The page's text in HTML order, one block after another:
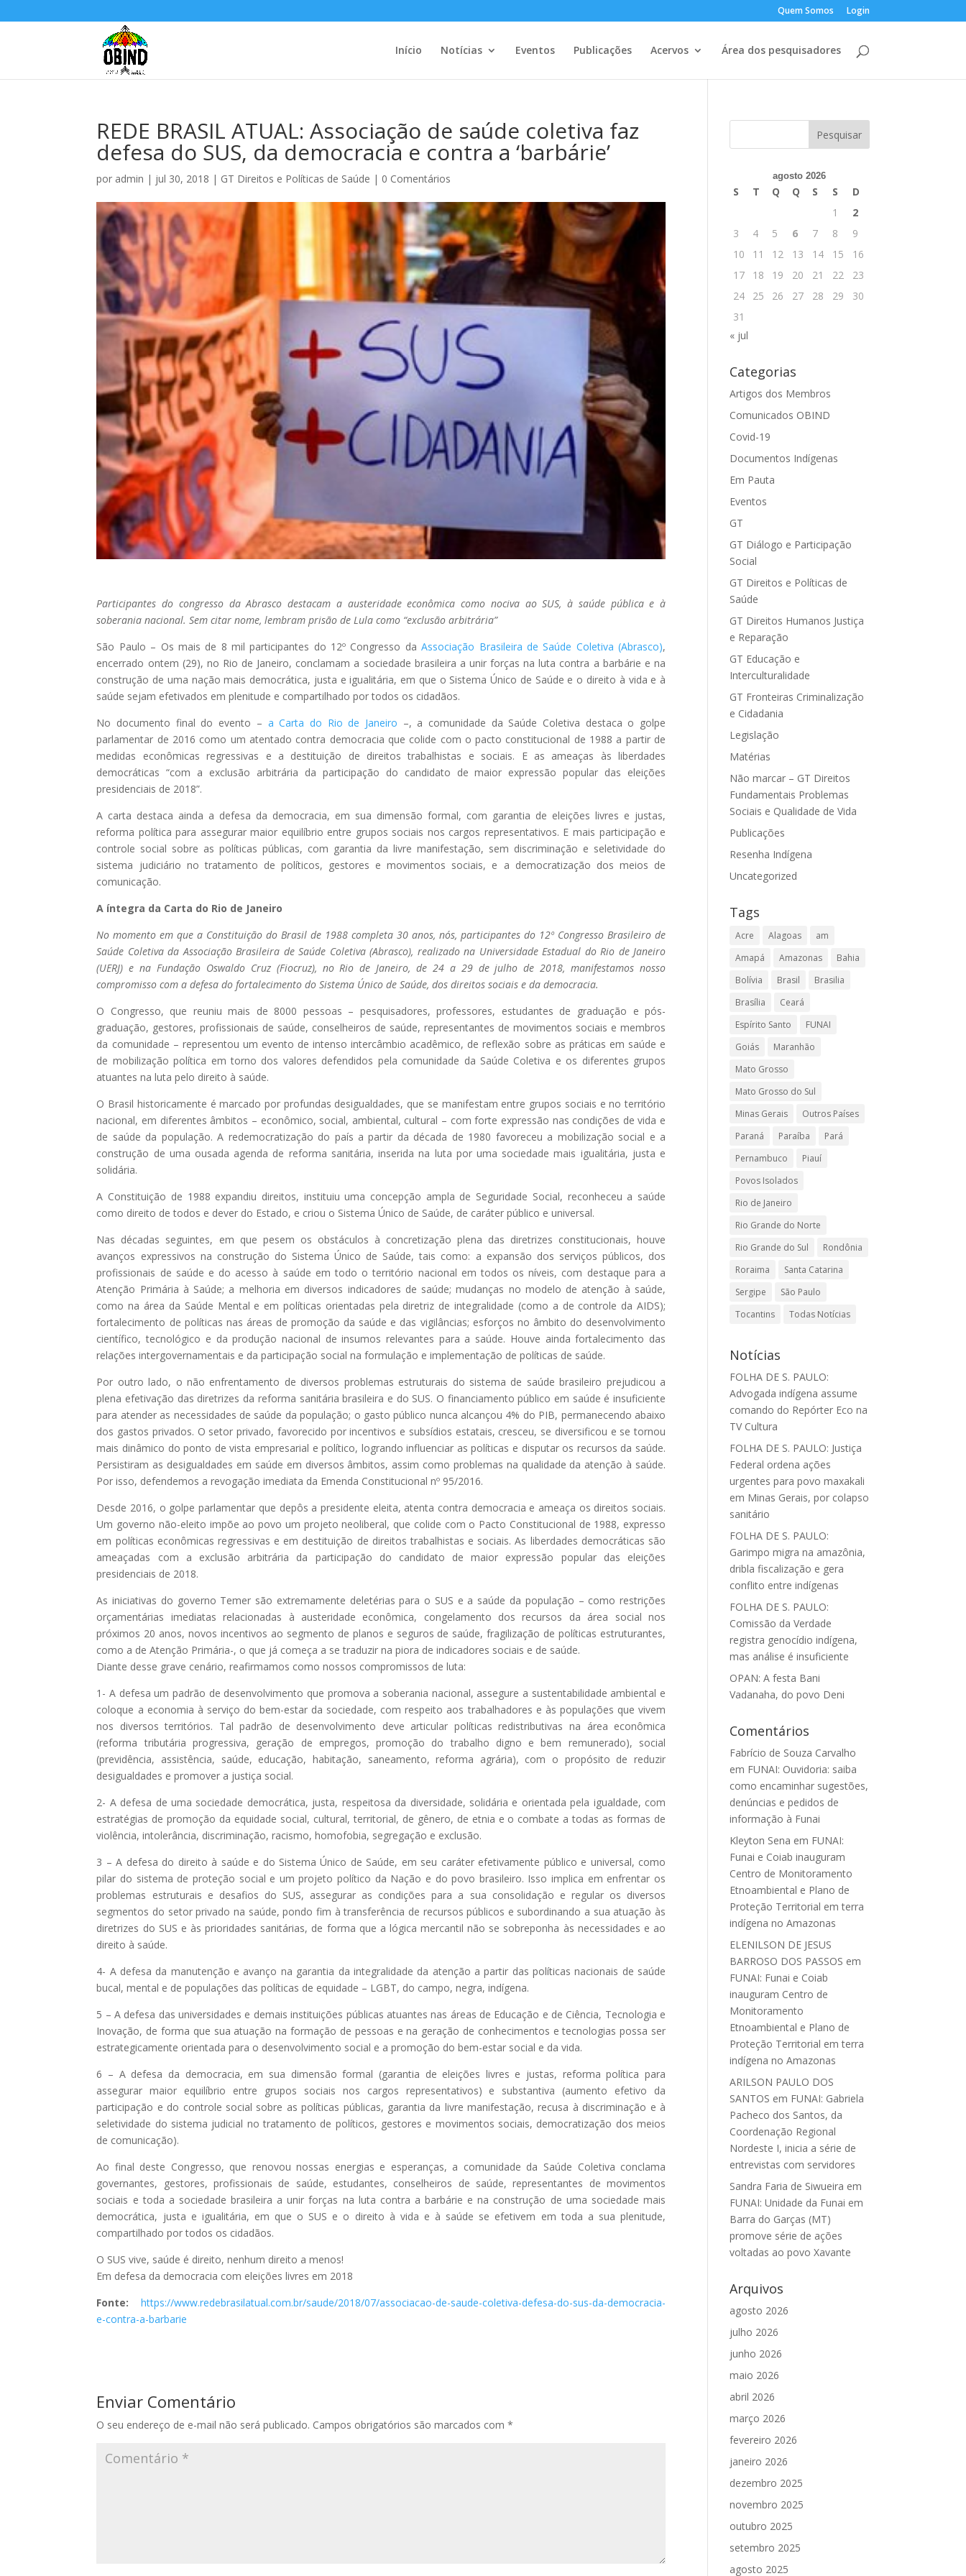
Quem Somos Login
Início Notícias Eventos Publicações Acervos Área dos pesquisadores
REDE BRASIL ATUAL: Associação de saúde coletiva faz
defesa do SUS, da democracia e contra a ‘barbárie’
por admin | jul 30, 2018 | GT Direitos e Políticas de Saúde | 0 Comentários
Participantes do congresso da Abrasco destacam a austeridade econômica como nociva ao SUS, à saúde pública e à
soberania nacional. Sem citar nome, lembram prisão de Lula como “exclusão arbitrária”
São Paulo – Os mais de 8 mil participantes do 12º Congresso daAssociação Brasileira de Saúde Coletiva (Abrasco),
encerrado ontem (29), no Rio de Janeiro, conclamam a sociedade brasileira a unir forças na luta contra a barbárie e na
construção de uma nação mais democrática, justa e igualitária, em que o Sistema Único de Saúde e o direito à vida e à
saúde sejam efetivados em plenitude e compartilhado por todos os cidadãos.
No documento final do evento – a Carta do Rio de Janeiro –, a comunidade da Saúde Coletiva destaca o golpe
parlamentar de 2016 como um atentado contra democracia que colide com o pacto constitucional de 1988 a partir de
medidas econômicas regressivas e a destituição de direitos trabalhistas e sociais. E as ameaças às liberdades
democráticas “com a exclusão arbitrária da participação do candidato de maior expressão popular das eleições
presidenciais de 2018”.
A carta destaca ainda a defesa da democracia, em sua dimensão formal, com garantia de eleições livres e justas,
reforma política para assegurar maior equilíbrio entre grupos sociais nos cargos representativos. E mais participação e
controle social sobre as políticas públicas, com garantia da livre manifestação, sem discriminação e seletividade do
sistema judiciário no tratamento de políticos, gestores e movimentos sociais, e a democratização dos meios de
comunicação.
A íntegra da Carta do Rio de Janeiro
No momento em que a Constituição do Brasil de 1988 completa 30 anos, nós, participantes do 12º Congresso Brasileiro de
Saúde Coletiva da Associação Brasileira de Saúde Coletiva (Abrasco), realizado na Universidade Estadual do Rio de Janeiro
(UERJ) e na Fundação Oswaldo Cruz (Fiocruz), no Rio de Janeiro, de 24 a 29 de julho de 2018, manifestamos nosso
compromisso com a defesa do fortalecimento do Sistema Único de Saúde, dos direitos sociais e da democracia.
O Congresso, que reuniu mais de 8000 pessoas – pesquisadores, professores, estudantes de graduação e pós-
graduação, gestores, profissionais de saúde, conselheiros de saúde, representantes de movimentos sociais e membros
da comunidade – representou um evento de intenso intercâmbio acadêmico, de reflexão sobre as práticas em saúde e
de mobilização política em torno dos valores defendidos pela comunidade da Saúde Coletiva e os diferentes grupos
atuantes na luta pelo direito à saúde.
O Brasil historicamente é marcado por profundas desigualdades, que se manifestam entre grupos sociais e no território
nacional, em diferentes âmbitos – econômico, social, ambiental, cultural – com forte expressão nas condições de vida e
de saúde da população. A redemocratização do país a partir da década de 1980 favoreceu a mobilização social e a
construção de uma ousada agenda de reforma sanitária, inserida na luta por uma sociedade mais igualitária, justa e
solidária.
A Constituição de 1988 expandiu direitos, instituiu uma concepção ampla de Seguridade Social, reconheceu a saúde
como direito de todos e dever do Estado, e criou o Sistema Único de Saúde, de caráter público e universal.
Nas décadas seguintes, em que pesem os obstáculos à concretização plena das diretrizes constitucionais, houve
avanços expressivos na construção do Sistema Único de Saúde, tais como: a expansão dos serviços públicos, dos
profissionais de saúde e do acesso à saúde em todo o território nacional em todos os níveis, com destaque para a
Atenção Primária à Saúde; a melhoria em diversos indicadores de saúde; mudanças no modelo de atenção à saúde,
como na área da Saúde Mental e em políticas orientadas pela diretriz de integralidade (como a de controle da AIDS);
fortalecimento de políticas nas áreas de promoção da saúde e das vigilâncias; esforços no âmbito do desenvolvimento
científico, tecnológico e da produção nacional de insumos relevantes para a saúde. Houve ainda fortalecimento das
relações intergovernamentais e da participação social na formulação e implementação de políticas de saúde.
Por outro lado, o não enfrentamento de diversos problemas estruturais do sistema de saúde brasileiro prejudicou a
plena efetivação das diretrizes da reforma sanitária brasileira e do SUS. O financiamento público em saúde é insuficiente
para atender as necessidades de saúde da população; o gasto público nunca alcançou 4% do PIB, permanecendo abaixo
dos gastos privados. O setor privado, favorecido por incentivos e subsídios estatais, cresceu, se diversificou e se tornou
mais dinâmico do ponto de vista empresarial e político, logrando influenciar as políticas e disputar os recursos da saúde.
Persistiram as desigualdades em saúde em diversos âmbitos, assim como problemas na qualidade da atenção à saúde.
Por isso, defendemos a revogação imediata da Emenda Constitucional nº 95/2016.
Desde 2016, o golpe parlamentar que depôs a presidente eleita, atenta contra democracia e ameaça os direitos sociais.
Um governo não-eleito impõe ao povo um projeto neoliberal, que colide com o Pacto Constitucional de 1988, expresso
em políticas econômicas regressivas e em destituição de direitos trabalhistas e sociais. As liberdades democráticas são
ameaçadas com a exclusão arbitrária da participação do candidato de maior expressão popular das eleições
presidenciais de 2018.
As iniciativas do governo Temer são extremamente deletérias para o SUS e a saúde da população – como restrições
orçamentárias imediatas relacionadas à austeridade econômica, congelamento dos recursos da área social nos
próximos 20 anos, novos incentivos ao segmento de planos e seguros de saúde, fragilização de políticas estruturantes,
como a de Atenção Primária-, o que já começa a se traduzir na piora de indicadores sociais e de saúde.
Diante desse grave cenário, reafirmamos como nossos compromissos de luta:
1- A defesa um padrão de desenvolvimento que promova a soberania nacional, assegure a sustentabilidade ambiental e
coloque a economia à serviço do bem-estar da sociedade, com respeito aos trabalhadores e às populações que vivem
nos diversos territórios. Tal padrão de desenvolvimento deve articular políticas redistributivas na área econômica
(reforma tributária progressiva, geração de empregos, promoção do trabalho digno e bem remunerado), social
(previdência, assistência, saúde, educação, habitação, saneamento, reforma agrária), com o propósito de reduzir
desigualdades e promover a justiça social.
2- A defesa de uma sociedade democrática, justa, respeitosa da diversidade, solidária e orientada pela igualdade, com
estratégias de promoção da equidade social, cultural, territorial, de gênero, de etnia e o combate a todas as formas de
violência, intolerância, discriminação, racismo, homofobia, segregação e exclusão.
3 – A defesa do direito à saúde e do Sistema Único de Saúde, em seu caráter efetivamente público e universal, como
pilar do sistema de proteção social e um projeto político da Nação e do povo brasileiro. Isso implica em enfrentar os
problemas estruturais e desafios do SUS, assegurar as condições para a sua consolidação e regular os diversos
segmentos do setor privado na saúde, pondo fim à transferência de recursos públicos e subordinando a sua atuação às
diretrizes do SUS e às prioridades sanitárias, de forma que a lógica mercantil não se sobreponha às necessidades e ao
direito à saúde.
4- A defesa da manutenção e avanço na garantia da integralidade da atenção a partir das políticas nacionais de saúde
bucal, mental e de populações das políticas de equidade – LGBT, do campo, negra, indígena.
5 – A defesa das universidades e demais instituições públicas atuantes nas áreas de Educação e de Ciência, Tecnologia e
Inovação, de forma que sua atuação na formação de pessoas e na geração de conhecimentos e tecnologias possa ser
estrategicamente orientada para o desenvolvimento social e a promoção do bem-estar social e da vida.
6 – A defesa da democracia, em sua dimensão formal (garantia de eleições livres e justas, reforma política para
assegurar maior equilíbrio entre grupos sociais nos cargos representativos) e substantiva (aumento efetivo da
participação e do controle social sobre as políticas públicas, garantia da livre manifestação, recusa à discriminação e à
seletividade do sistema judicial no tratamento de políticos, gestores e movimentos sociais, democratização dos meios
de comunicação).
Ao final deste Congresso, que renovou nossas energias e esperanças, a comunidade da Saúde Coletiva conclama
governantes, gestores, profissionais de saúde, estudantes, conselheiros de saúde, representantes de movimentos
sociais e toda a sociedade brasileira a unir forças na luta contra a barbárie e na construção de uma sociedade mais
democrática, justa e igualitária, em que o SUS e o direito à vida e à saúde se efetivem em toda a sua plenitude,
compartilhado por todos os cidadãos.
O SUS vive, saúde é direito, nenhum direito a menos!
Em defesa da democracia com eleições livres em 2018
Fonte:https://www.redebrasilatual.com.br/saude/2018/07/associacao-de-saude-coletiva-defesa-do-sus-da-democracia-
e-contra-a-barbarie
Enviar Comentário
O seu endereço de e-mail não será publicado. Campos obrigatórios são marcados com*
agosto 2026
S T Q Q S S
D
1
2
3
4 5 6 7 8
9
10
11 12 13 14 15
16
17
18 19 20 21 22
23
24
25 26 27 28 29
30
31
« jul
Categorias
Artigos dos Membros
Comunicados OBIND
Covid-19
Documentos Indígenas
Em Pauta
Eventos
GT
GT Diálogo e Participação
Social
GT Direitos e Políticas de
Saúde
GT Direitos Humanos Justiça
e Reparação
GT Educação e
Interculturalidade
GT Fronteiras Criminalização
e Cidadania
Legislação
Matérias
Não marcar – GT Direitos
Fundamentais Problemas
Sociais e Qualidade de Vida
Publicações
Resenha Indígena
Uncategorized
Tags
Acre Alagoas
am
Amapá
Amazonas
Bahia
Bolívia
Brasil
Brasilia
Brasília
Ceará
Espírito Santo
FUNAI
Goiás
Maranhão
Mato Grosso
Mato Grosso do Sul
Minas Gerais
Outros Países
Paraná
Paraíba
Pará
Pernambuco
Piauí
Povos Isolados
Rio de Janeiro
Rio Grande do Norte
Rio Grande do Sul
Rondônia
Roraima
Santa Catarina
Sergipe
São Paulo
Tocantins
Todas Notícias
Notícias
FOLHA DE S. PAULO:
Advogada indígena assume
comando do Repórter Eco na
TV Cultura
FOLHA DE S. PAULO: Justiça
Federal ordena ações
urgentes para povo maxakali
em Minas Gerais, por colapso
sanitário
FOLHA DE S. PAULO:
Garimpo migra na amazônia,
dribla fiscalização e gera
conflito entre indígenas
FOLHA DE S. PAULO:
Comissão da Verdade
registra genocídio indígena,
mas análise é insuficiente
OPAN: A festa Bani
Vadanaha, do povo Deni
Comentários
Fabrício de Souza Carvalho
em FUNAI: Ouvidoria: saiba
como encaminhar sugestões,
denúncias e pedidos de
informação à Funai
Kleyton Sena em FUNAI:
Funai e Coiab inauguram
Centro de Monitoramento
Etnoambiental e Plano de
Proteção Territorial em terra
indígena no Amazonas
ELENILSON DE JESUS
BARROSO DOS PASSOS em
FUNAI: Funai e Coiab
inauguram Centro de
Monitoramento
Etnoambiental e Plano de
Proteção Territorial em terra
indígena no Amazonas
ARILSON PAULO DOS
SANTOS em FUNAI: Gabriela
Pacheco dos Santos, da
Coordenação Regional
Nordeste I, inicia a série de
entrevistas com servidores
Sandra Faria de Siwueira em
FUNAI: Unidade da Funai em
Barra do Garças (MT)
promove série de ações
voltadas ao povo Xavante
Arquivos
agosto 2026
julho 2026
junho 2026
maio 2026
abril 2026
março 2026
fevereiro 2026
janeiro 2026
dezembro 2025
novembro 2025
outubro 2025
setembro 2025
agosto 2025